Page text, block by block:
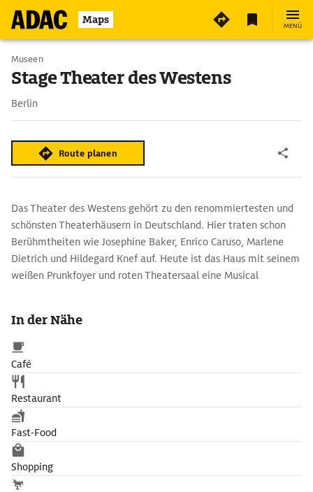
Maps MENÜ
Museen
Stage Theater des Westens
Berlin
Route planen
Das Theater des Westens gehört zu den renommiertesten und
schönsten Theaterhäusern in Deutschland. Hier traten schon
Berühmtheiten wie Josephine Baker, Enrico Caruso, Marlene
Dietrich und Hildegard Knef auf. Heute ist das Haus mit seinem
weißen Prunkfoyer und roten Theatersaal eine Musical
In der Nähe
Café
Restaurant
Fast-Food
Shopping